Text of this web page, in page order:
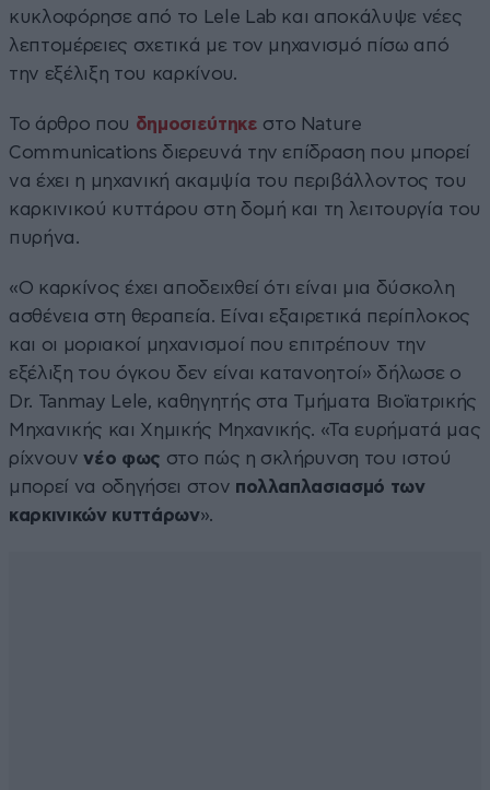
κυκλοφόρησε από το Lele Lab και αποκάλυψε νέες
λεπτομέρειες σχετικά με τον μηχανισμό πίσω από
την εξέλιξη του καρκίνου.
Το άρθρο που δημοσιεύτηκε στο Nature
Communications διερευνά την επίδραση που μπορεί
να έχει η μηχανική ακαμψία του περιβάλλοντος του
καρκινικού κυττάρου στη δομή και τη λειτουργία του
πυρήνα.
«Ο καρκίνος έχει αποδειχθεί ότι είναι μια δύσκολη
ασθένεια στη θεραπεία. Είναι εξαιρετικά περίπλοκος
και οι μοριακοί μηχανισμοί που επιτρέπουν την
εξέλιξη του όγκου δεν είναι κατανοητοί» δήλωσε ο
Dr. Tanmay Lele, καθηγητής στα Τμήματα Βιοϊατρικής
Μηχανικής και Χημικής Μηχανικής. «Τα ευρήματά μας
ρίχνουννέο φως στο πώς η σκλήρυνση του ιστού
μπορεί να οδηγήσει στον πολλαπλασιασμό των
καρκινικών κυττάρων».